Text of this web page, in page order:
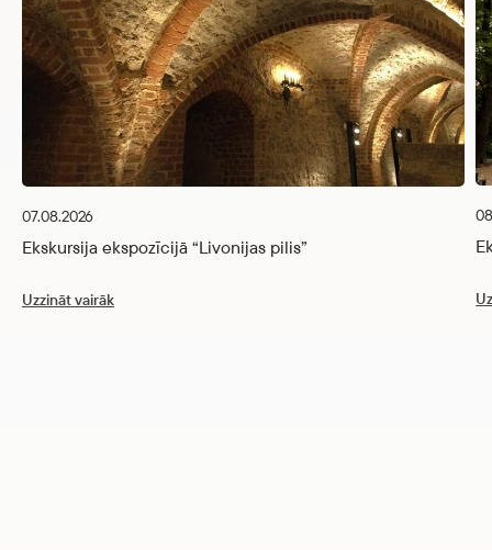
07.08.2026
Ekskursija ekspozīcijā “Livonijas pilis”
Uzzināt vairāk